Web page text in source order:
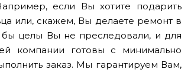
если Вы хотите подарить
или, скажем, Вы делаете ремонт в
целы Вы не преследовали, и для
компании готовы с минимально
заказ. Мы гарантируем Вам,